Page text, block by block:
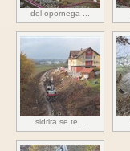
del opornega ...
sidrira se te...